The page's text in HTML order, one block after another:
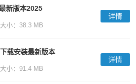
新版本2025
大小：38.3 MB
详情
载安装最新版本
大小：91.4 MB
详情